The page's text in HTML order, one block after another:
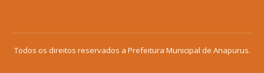
Todos os direitos reservados a Prefeitura Municipal de Anapurus.